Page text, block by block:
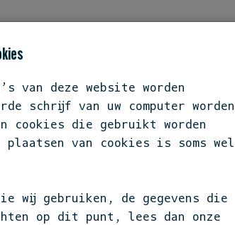
JE BORD
van deze website worden
schrijf van uw computer worden
cookies die gebruikt worden
van cookies is soms wel
wij gebruiken, de gegevens die
op dit punt, lees dan onze